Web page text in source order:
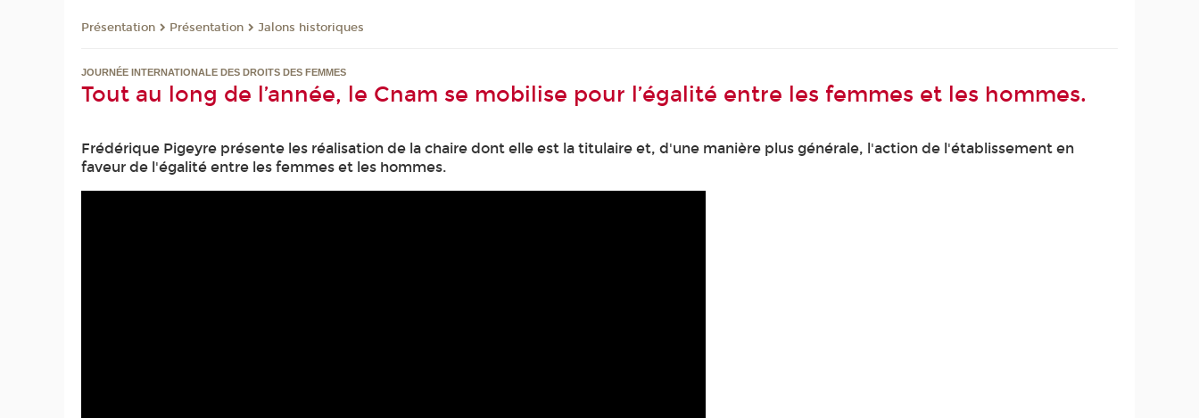
Présentation Présentation Jalons historiques
JOURNÉE INTERNATIONALE DES DROITS DES FEMMES
Tout au long de l’année, le Cnam se mobilise pour l’égalité entre les femmes et les hommes.
Frédérique Pigeyre présente les réalisation de la chaire dont elle est la titulaire et, d'une manière plus générale, l'action de l'établissement en
faveur de l'égalité entre les femmes et les hommes.